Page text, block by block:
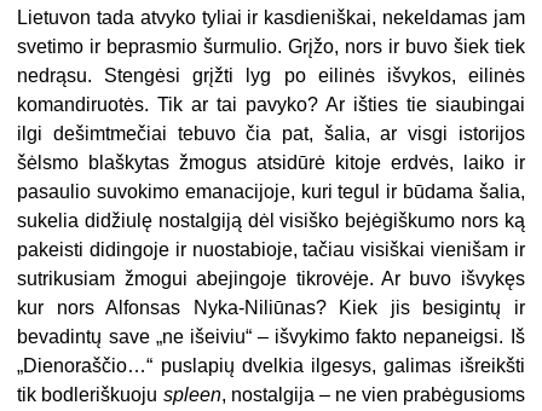
Lietuvon tada atvyko tyliai ir kasdieniškai, nekeldamas jam
svetimo ir bepras­mio šurmulio. Grįžo, nors ir buvo šiek tiek
nedrąsu. Stengėsi grįžti lyg po eilinės išvykos, eilinės
komandi­ruotės. Tik ar tai pavyko? Ar išties tie siaubingai
ilgi dešimtmečiai tebu­vo čia pat, šalia, ar visgi istorijos
šėlsmo blaškytas žmogus atsidūrė kitoje erdvės, laiko ir
pasaulio suvo­kimo emanacijoje, kuri tegul ir bū­dama šalia,
sukelia didžiulę nostal­giją dėl visiško bejėgiškumo nors ką
pakeisti didingoje ir nuostabioje, ta­čiau visiškai vienišam ir
sutriku­siam žmogui abejingoje tikrovėje. Ar buvo išvykęs
kur nors Alfonsas Ny­ka-Niliūnas? Kiek jis besigintų ir
bevadintų save „ne išeiviu“ – išvy­kimo fakto nepaneigsi. Iš
„Dienoraš­čio…“ puslapių dvelkia ilgesys, gali­mas išreikšti
tik bodleriškuoju spleen, nostalgija – ne vien prabėgu­sioms